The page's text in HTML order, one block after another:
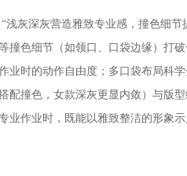
浅灰深灰营造雅致专业感，撞色细
撞色细节（如领口、口袋边缘）打
业时的动作自由度；多口袋布局科
配撞色，女款深灰更显内敛）与版
业作业时，既能以雅致整洁的形象